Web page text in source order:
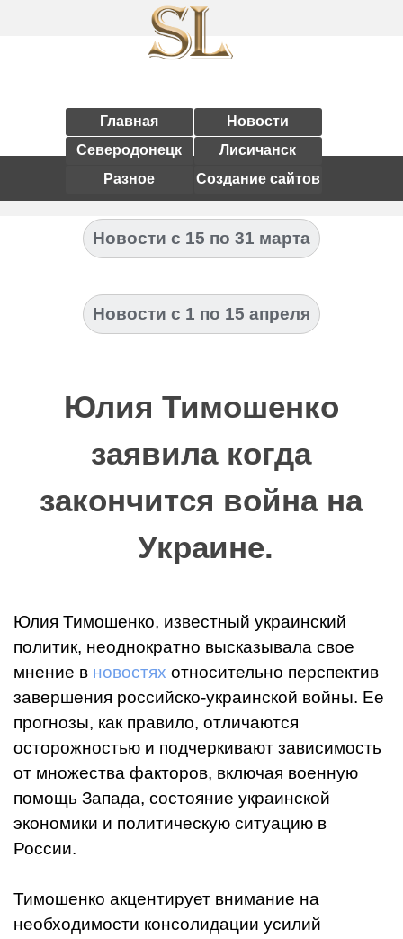
Главная
Новости
Северодонецк
Лисичанск
Разное
Создание сайтов
Новости с 15 по 31 марта
Новости с 1 по 15 апреля
Юлия Тимошенко
заявила когда
закончится война на
Украине.
Юлия Тимошенко, известный украинский
политик, неоднократно высказывала свое
мнение в новостях относительно перспектив
завершения российско-украинской войны. Ее
прогнозы, как правило, отличаются
осторожностью и подчеркивают зависимость
от множества факторов, включая военную
помощь Запада, состояние украинской
экономики и политическую ситуацию в
России.
Тимошенко акцентирует внимание на
необходимости консолидации усилий